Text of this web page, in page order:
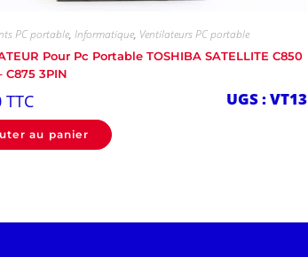
UGS : VT13
PC portable,Informatique, Ventilateurs PC portable
Pour Pc Portable TOSHIBA SATELLITE C850
C875 3PIN
TTC
au panier